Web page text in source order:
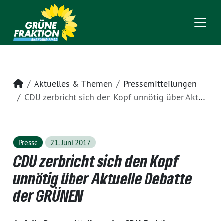
Startseite
Aktuelles & Themen
Pressemitteilungen
CDU zerbricht sich den Kopf unnötig über Aktuelle Debatte der GRÜNEN
Presse 21. Juni 2017
CDU zerbricht sich den Kopf
unnötig über Aktuelle Debatte
der GRÜNEN